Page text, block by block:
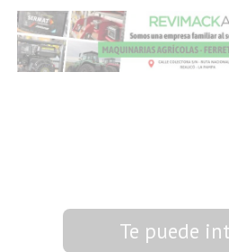
Te puede